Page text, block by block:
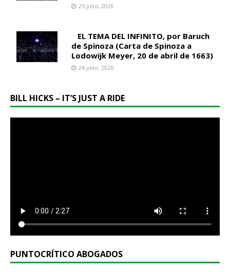
25 julio, 2026
EL TEMA DEL INFINITO, por Baruch
de Spinoza (Carta de Spinoza a
Lodowijk Meyer, 20 de abril de 1663)
24 julio, 2026
BILL HICKS – IT’S JUST A RIDE
PUNTOCRÍTICO ABOGADOS